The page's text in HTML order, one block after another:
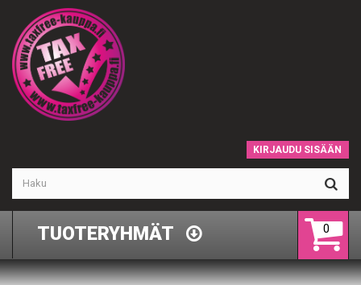
KIRJAUDU SISÄÄN
0
TUOTERYHMÄT